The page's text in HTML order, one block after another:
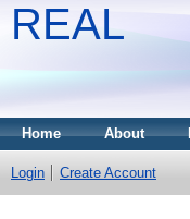
REAL
Home About
Login Create Account